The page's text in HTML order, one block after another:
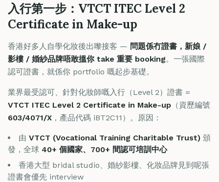
入行第一步：VTCT ITEC Level 2
Certificate in Make-up
香港好多人自學化妝後出嚟接客 — 問題係冇證書，新娘 /
影樓 / 婚紗品牌唔敢搵你 take 重要 booking。一張國際
認可證書，就係你 portfolio 嘅起步基礎。
業界最受認可、針對化妝師嘅入行（Level 2）證書 =
VTCT ITEC Level 2 Certificate in Make-up （資歷編號
603/4071/X ，產品代碼 iBT2C11）。原因：
由 VTCT (Vocational Training Charitable Trust) 頒
發，全球 40+ 個國家、700+ 間認可培訓中心
香港大型 bridal studio、婚紗影樓、化妝品牌見到呢張
證書會優先 interview